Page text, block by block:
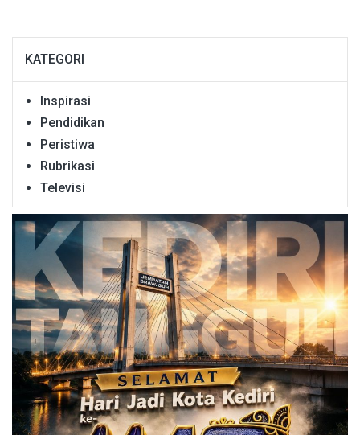
KATEGORI
Inspirasi
Pendidikan
Peristiwa
Rubrikasi
Televisi